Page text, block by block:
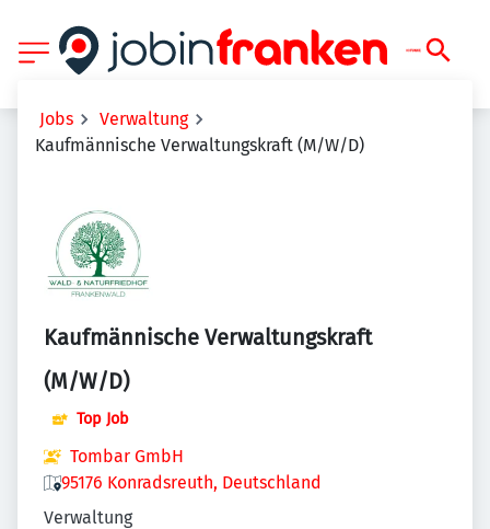
Jobs
Verwaltung
Kaufmännische Verwaltungskraft (M/W/D)
Kaufmännische Verwaltungskraft
(M/W/D)
Top Job
Tombar GmbH
95176 Konradsreuth, Deutschland
Verwaltung